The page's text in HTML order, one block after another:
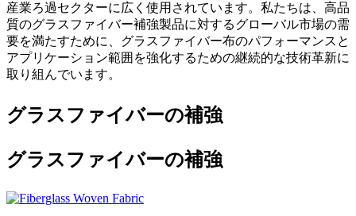
産業ろ過セクターに広く使用されています。私たちは、高品
質のグラスファイバー補強製品に対するグローバル市場の需
要を満たすために、グラスファイバー布のパフォーマンスと
アプリケーション範囲を強化するための継続的な技術革新に
取り組んでいます。
グラスファイバーの補強
グラスファイバーの補強